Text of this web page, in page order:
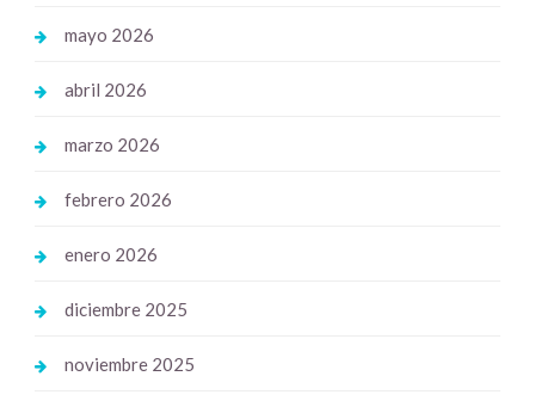
mayo 2026
abril 2026
marzo 2026
febrero 2026
enero 2026
diciembre 2025
noviembre 2025